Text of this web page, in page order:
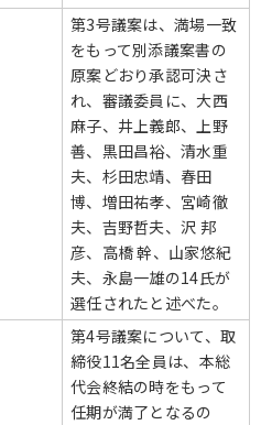
第3号議案は、満場一致
をもって別添議案書の
原案どおり承認可決さ
れ、審議委員に、大西
麻子、井上義郎、上野
善、黒田昌裕、清水重
夫、杉田忠靖、春田
博、増田祐孝、宮崎徹
夫、吉野哲夫、沢 邦
彦、高橋 幹、山家悠紀
夫、永島一雄の14氏が
選任されたと述べた。
第4号議案について、取
締役11名全員は、本総
代会終結の時をもって
任期が満了となるの